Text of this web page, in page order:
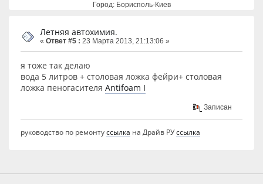
Город: Борисполь-Киев
Летняя автохимия.
« Ответ #5 : 23 Марта 2013, 21:13:06 »
я тоже так делаю
вода 5 литров + столовая ложка фейри+ столовая
ложка пеногасителя Antifoam I
Записан
руководство по ремонтуссылка на Драйв РУссылка